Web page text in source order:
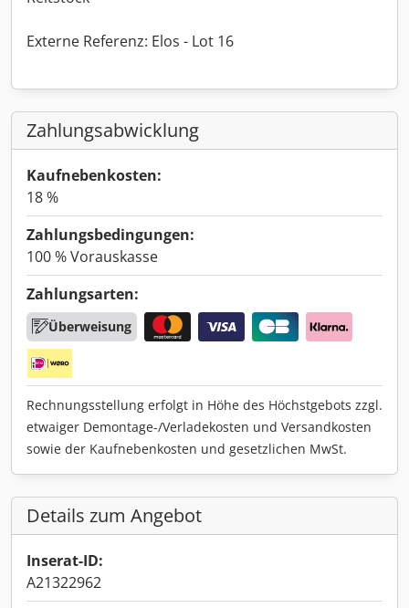
Externe Referenz: Elos - Lot 16
Zahlungsabwicklung
Kaufnebenkosten:
18 %
Zahlungsbedingungen:
100 % Vorauskasse
Zahlungsarten:
Überweisung
Rechnungsstellung erfolgt in Höhe des Höchstgebots zzgl.
etwaiger Demontage-/Verladekosten und Versandkosten
sowie der Kaufnebenkosten und gesetzlichen MwSt.
Details zum Angebot
Inserat-ID:
A21322962